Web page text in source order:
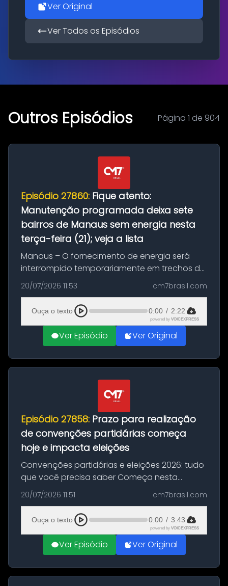
Ver Original
Ver Todos os Episódios
Outros Episódios Página 1 de 904
Episódio 27860: Fique atento:
Manutenção programada deixa sete
bairros de Manaus sem energia nesta
terça-feira (21); veja a lista
Manaus – O fornecimento de energia será
interrompido temporariamente em trechos de
sete bairros de Manaus nesta terça-feira (21).
A suspensão programada ocorrerá para a
execução de serviços de manuten...
20/07/2026 11:53 cm7brasil.com
Ouça o texto 0:00 / 2:22
powered by VOICEXPRESS
Ver Episódio Ver Original
Episódio 27858: Prazo para realização
de convenções partidárias começa
hoje e impacta eleições
Convenções partidárias e eleições 2026: tudo
que você precisa saber Começa nesta
segunda-feira e vai até 5 de agosto o prazo
para que partidos políticos e federações
partidárias realizem suas convençõ...
20/07/2026 11:51 cm7brasil.com
Ouça o texto 0:00 / 3:43
powered by VOICEXPRESS
Ver Episódio Ver Original